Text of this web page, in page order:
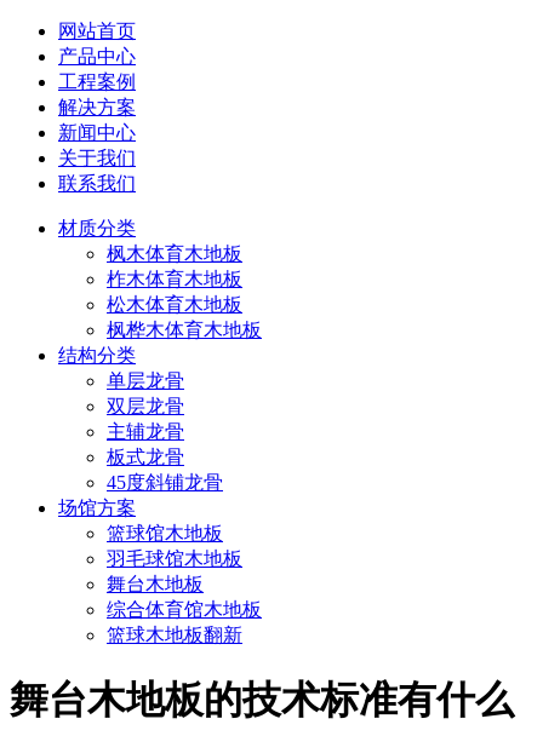
网站首页
产品中心
工程案例
解决方案
新闻中心
关于我们
联系我们
材质分类
枫木体育木地板
柞木体育木地板
松木体育木地板
枫桦木体育木地板
结构分类
单层龙骨
双层龙骨
主辅龙骨
板式龙骨
45度斜铺龙骨
场馆方案
篮球馆木地板
羽毛球馆木地板
舞台木地板
综合体育馆木地板
篮球木地板翻新
舞台木地板的技术标准有什么